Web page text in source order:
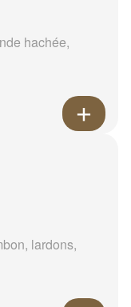
hachée,
lardons,